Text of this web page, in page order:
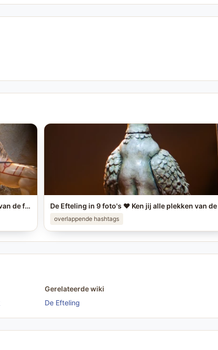
De Efteling in 9 foto's ❤️ Ken jij alle plekken van de foto's? #efteling #themeparks #brabant #pretpark #photo
overlappende hashtags
Gerelateerde wiki
De Efteling